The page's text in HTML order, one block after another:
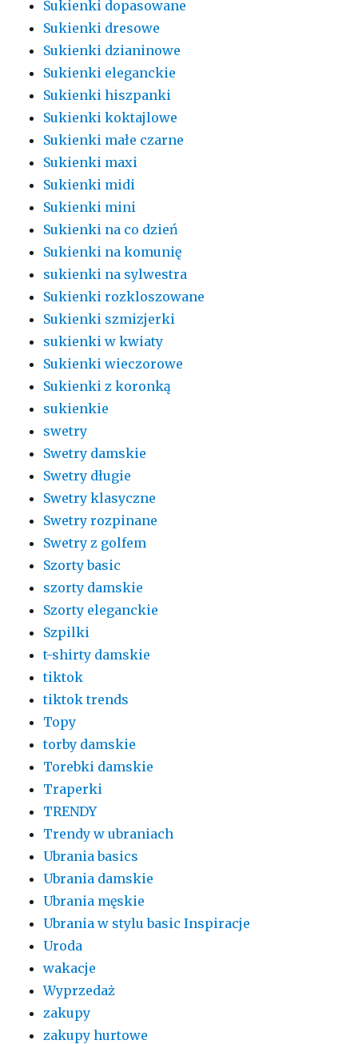
Sukienki dopasowane
Sukienki dresowe
Sukienki dzianinowe
Sukienki eleganckie
Sukienki hiszpanki
Sukienki koktajlowe
Sukienki małe czarne
Sukienki maxi
Sukienki midi
Sukienki mini
Sukienki na co dzień
Sukienki na komunię
sukienki na sylwestra
Sukienki rozkloszowane
Sukienki szmizjerki
sukienki w kwiaty
Sukienki wieczorowe
Sukienki z koronką
sukienkie
swetry
Swetry damskie
Swetry długie
Swetry klasyczne
Swetry rozpinane
Swetry z golfem
Szorty basic
szorty damskie
Szorty eleganckie
Szpilki
t-shirty damskie
tiktok
tiktok trends
Topy
torby damskie
Torebki damskie
Traperki
TRENDY
Trendy w ubraniach
Ubrania basics
Ubrania damskie
Ubrania męskie
Ubrania w stylu basic Inspiracje
Uroda
wakacje
Wyprzedaż
zakupy
zakupy hurtowe